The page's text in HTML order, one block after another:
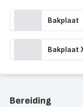
Bakplaat
Bakplaat
Bereiding